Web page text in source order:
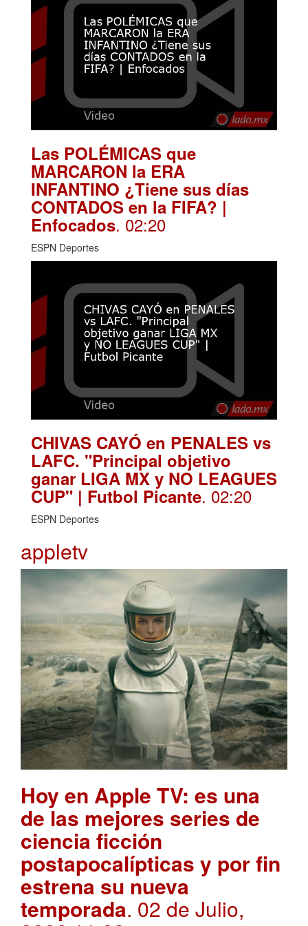
Las POLÉMICAS que
MARCARON la ERA
INFANTINO ¿Tiene sus días
CONTADOS en la FIFA? |
Enfocados. 02:20
ESPN Deportes
CHIVAS CAYÓ en PENALES vs
LAFC. "Principal objetivo
ganar LIGA MX y NO LEAGUES
CUP" | Futbol Picante. 02:20
ESPN Deportes
appletv
Hoy en Apple TV: es una
de las mejores series de
ciencia ficción
postapocalípticas y por fin
estrena su nueva
temporada. 02 de Julio,